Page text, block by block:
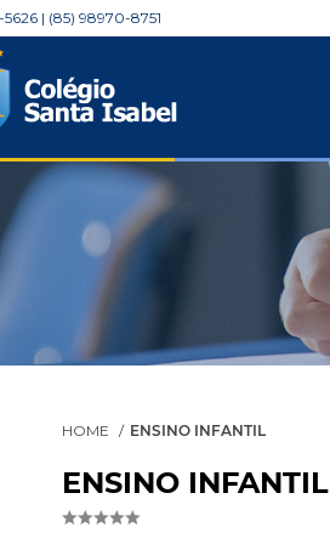
| (85) 98970-8751
HOME ENSINO INFANTIL
ENSINO INFANTIL